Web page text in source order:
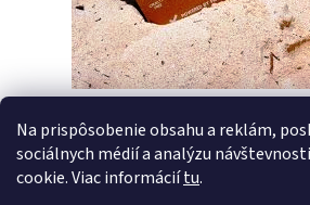
Na prispôsobenie obsahu a reklám,
sociálnych médií a analýzu
cookie. Viac informáciítu.
PREDCHÁDZAJÚCI ČLÁNOK